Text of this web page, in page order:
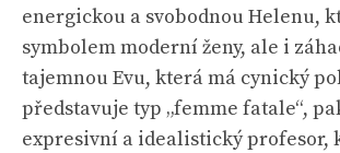
energickou a svobodnou Helenu,
symbolem moderní ženy, ale i
tajemnou Evu, která má cynický
představuje typ „femme fatale“,
expresivní a idealistický profesor,